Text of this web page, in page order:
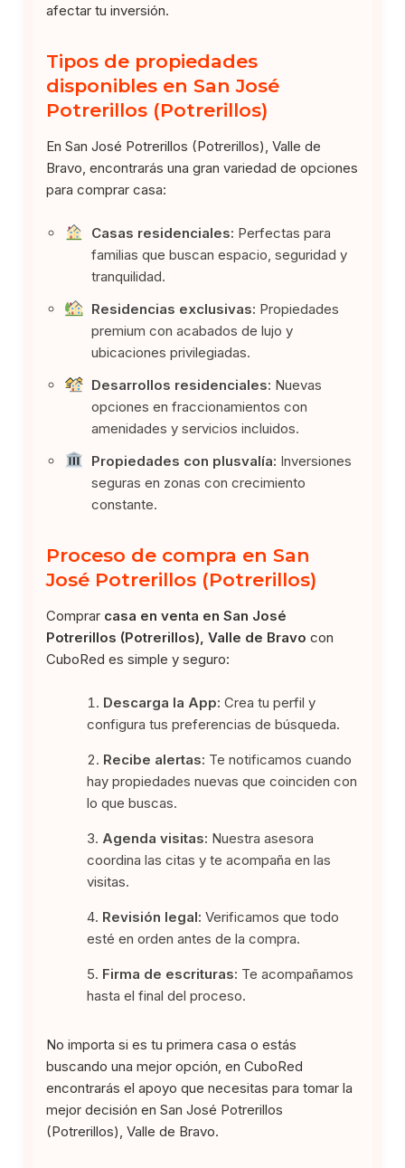
afectar tu inversión.
Tipos de propiedades
disponibles en San José
Potrerillos (Potrerillos)
En San José Potrerillos (Potrerillos), Valle de
Bravo, encontrarás una gran variedad de opciones
para comprar casa:
Casas residenciales: Perfectas para
familias que buscan espacio, seguridad y
tranquilidad.
Residencias exclusivas: Propiedades
premium con acabados de lujo y
ubicaciones privilegiadas.
Desarrollos residenciales: Nuevas
opciones en fraccionamientos con
amenidades y servicios incluidos.
Propiedades con plusvalía: Inversiones
seguras en zonas con crecimiento
constante.
Proceso de compra en San
José Potrerillos (Potrerillos)
Comprar casa en venta en San José
Potrerillos (Potrerillos), Valle de Bravo con
CuboRed es simple y seguro:
Descarga la App: Crea tu perfil y
configura tus preferencias de búsqueda.
Recibe alertas: Te notificamos cuando
hay propiedades nuevas que coinciden con
lo que buscas.
Agenda visitas: Nuestra asesora
coordina las citas y te acompaña en las
visitas.
Revisión legal: Verificamos que todo
esté en orden antes de la compra.
Firma de escrituras: Te acompañamos
hasta el final del proceso.
No importa si es tu primera casa o estás
buscando una mejor opción, en CuboRed
encontrarás el apoyo que necesitas para tomar la
mejor decisión en San José Potrerillos
(Potrerillos), Valle de Bravo.